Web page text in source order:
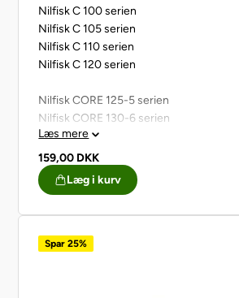
Nilfisk C 100 serien
Nilfisk C 105 serien
Nilfisk C 110 serien
Nilfisk C 120 serien
Nilfisk CORE 125-5 serien
Nilfisk CORE 130-6 serien
Håndtag Click System, nemt at sætte på.
Læs mere
159,00 DKK
Læg i kurv
Spar 25%